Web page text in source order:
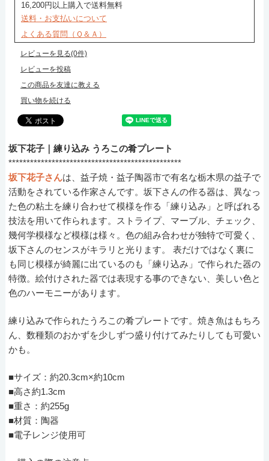
16,200円以上購入で送料無料
送料・お支払いについて
よくある質問（Ｑ＆Ａ）
レビューを見る(0件)
レビューを投稿
この商品を友達に教える
買い物を続ける
坂下花子｜練り込み うろこの肴プレート
************************************************
坂下花子さんは、益子焼・益子陶器市で有名な栃木県の益子で
活動をされている作家さんです。坂下さんの作る器は、異なっ
た色の粘土を練り合わせて模様を作る「練り込み」と呼ばれる
技法を用いて作られます。ストライプ、マーブル、チェック、
幾何学模様など模様は様々。色の組み合わせが独特で可愛く、
坂下さんのセンスがキラリと光ります。 表だけではなく裏に
も同じ模様が綺麗に出ているのも「練り込み」で作られた器の
特徴。絵付けされた器では表現する事のできない、美しい色と
色のハーモニーがあります。
練り込みで作られたうろこの肴プレートです。焼き魚はもちろ
ん、数種類のおかずを少しずつ盛り付けてみたりしても可愛い
かも。
■サイズ：約20.3cm×約10cm
■高さ約1.3cm
■重さ：約255g
■材質：陶器
■電子レンジ使用可